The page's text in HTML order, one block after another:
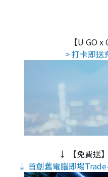
【U GO
> 打卡即送
↓ 【免費送
↓ 首創舊電腦即場